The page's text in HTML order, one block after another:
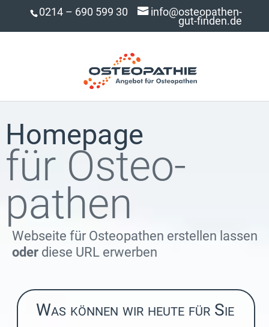
0214 – 690 599 30 info@osteopathen-
gut-finden.de
Homepage
für Osteo­
pathen
Webseite für Osteopathen erstellen lassen
oderdiese URL erwerben
Was können wir heute für Sie